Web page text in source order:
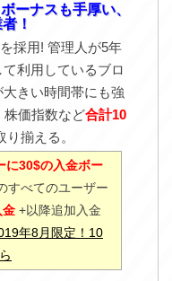
ーナスも手厚い、
！
採用! 管理人が5年
利用しているブロ
きい時間帯にも強
株価指数など合計10
揃える。
に30$の入金ボー
すべてのユーザー
金 +以降追加入金
年8月限定！10